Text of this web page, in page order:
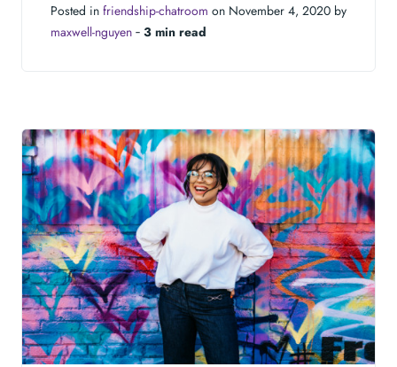
Posted in friendship-chatroom on November 4, 2020 by
maxwell-nguyen ‐ 3 min read